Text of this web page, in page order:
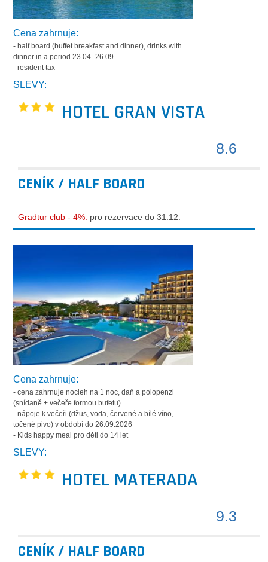
Cena zahrnuje:
- half board (buffet breakfast and dinner), drinks with
dinner in a period 23.04.-26.09.
- resident tax
SLEVY:
HOTEL GRAN VISTA
8.6
CENÍK / HALF BOARD
Gradtur club - 4%: pro rezervace do 31.12.
Cena zahrnuje:
- cena zahrnuje nocleh na 1 noc, daň a polopenzi
(snídaně + večeře formou bufetu)
- nápoje k večeři (džus, voda, červené a bílé víno,
točené pivo) v období do 26.09.2026
- Kids happy meal pro děti do 14 let
SLEVY:
HOTEL MATERADA
9.3
CENÍK / HALF BOARD